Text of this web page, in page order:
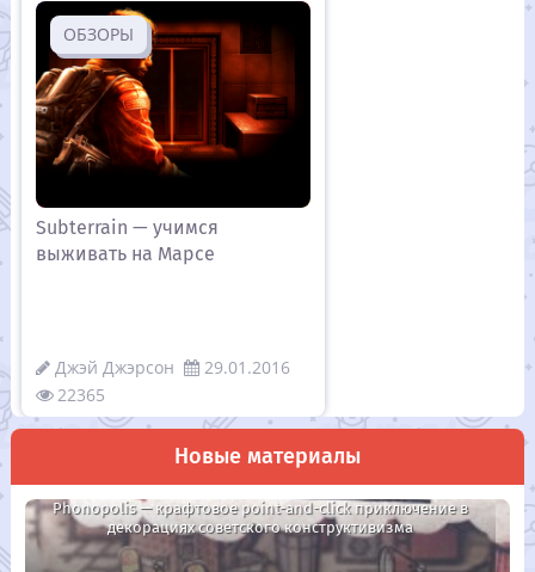
ОБЗОРЫ
Subterrain — учимся
выживать на Марсе
Джэй Джэрсон
29.01.2016
22365
Новые материалы
Phonopolis — крафтовое point-and-click приключение в
декорациях советского конструктивизма